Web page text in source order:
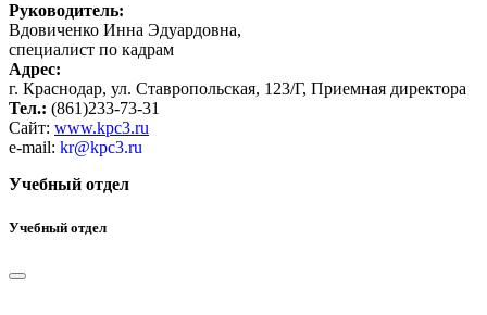
Руководитель:
Вдовиченко Инна Эдуардовна,
специалист по кадрам
Адрес:
г. Краснодар, ул. Ставропольская, 123/Г, Приемная директора
Тел.: (861)233-73-31
Сайт: www.kpc3.ru
e-mail: kr@kpc3.ru
Учебный отдел
Учебный отдел